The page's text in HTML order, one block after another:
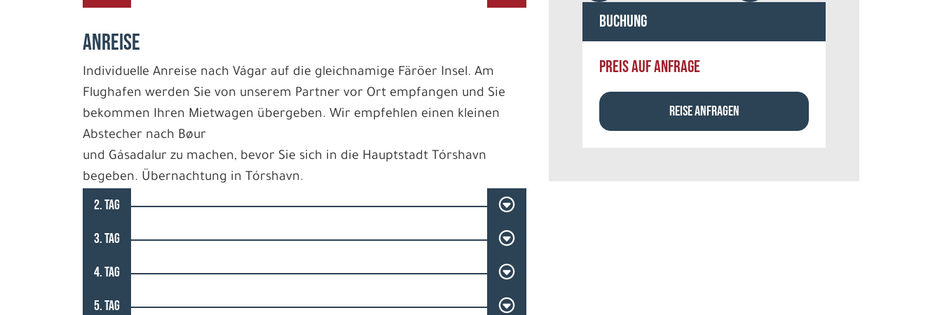
ANREISE
Individuelle Anreise nach Vágar auf die gleichnamige Färöer Insel. Am
Flughafen werden Sie von unserem Partner vor Ort empfangen und Sie
bekommen Ihren Mietwagen übergeben. Wir empfehlen einen kleinen
Abstecher nach Bøur
und Gásadalur zu machen, bevor Sie sich in die Hauptstadt Tórshavn
begeben. Übernachtung in Tórshavn.
2. TAG
3. TAG
4. TAG
5. TAG
Buchung
PREIS AUF ANFRAGE
REISE ANFRAGEN